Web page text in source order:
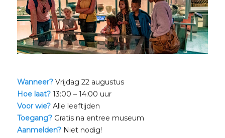
Wanneer?Vrijdag 22 augustus
Hoe laat?13:00 – 14:00 uur
Voor wie? Alle leeftijden
Toegang?Gratis na entree museum
Aanmelden?Niet nodig!